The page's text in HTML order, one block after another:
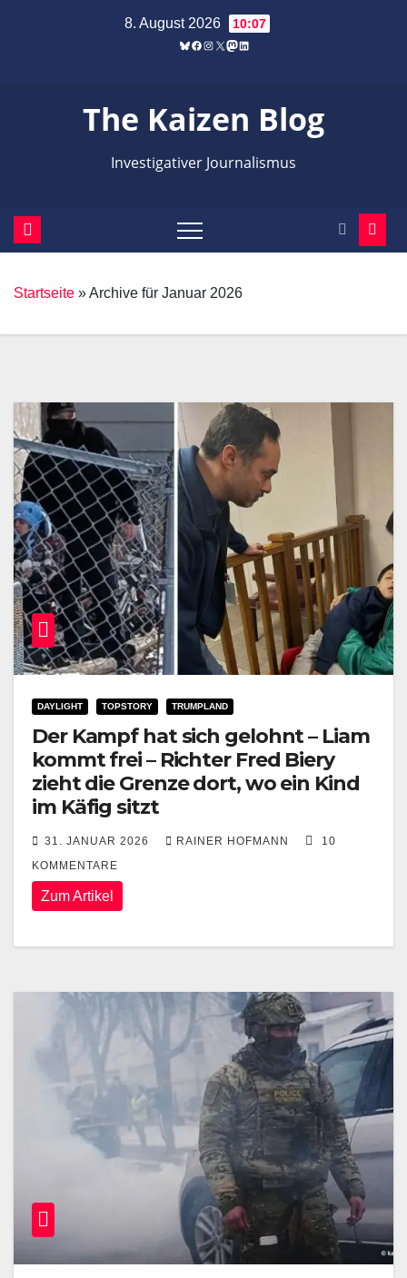
8. August 2026 10:07
Bluesky
Facebook
Instagram
X Mastodon
LinkedIn
The Kaizen Blog
Investigativer Journalismus
Startseite »Archive für Januar 2026
DAYLIGHT TOPSTORY TRUMPLAND
Der Kampf hat sich gelohnt – Liam
kommt frei – Richter Fred Biery
zieht die Grenze dort, wo ein Kind
im Käfig sitzt
31. JANUAR 2026 RAINER HOFMANN
10
KOMMENTARE
Zum Artikel